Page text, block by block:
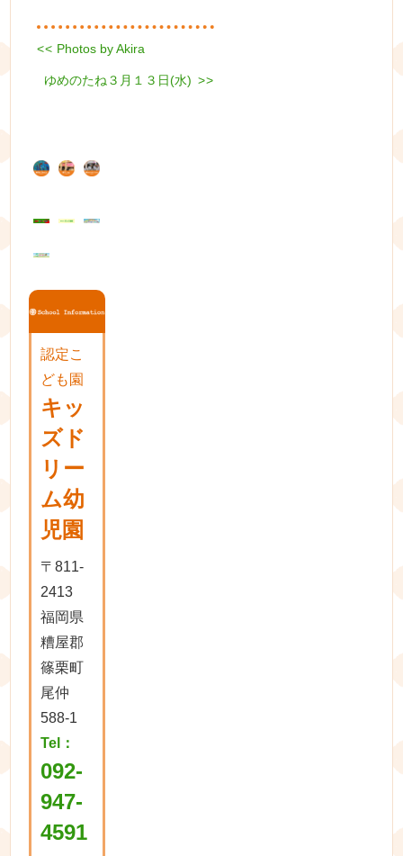
投
稿
ゲ
ー
ョ
Previous
<< Photos by Akira
Next
ゆめのたね３月１３日(水) >>
認定こ
ども園
キッ
ズド
リー
ム幼
児園
〒811-
2413
福岡県
糟屋郡
篠栗町
尾仲
588-1
Tel：
092-
947-
4591